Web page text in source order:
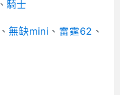
、騎士
、無缺mini 、 雷霆62 、